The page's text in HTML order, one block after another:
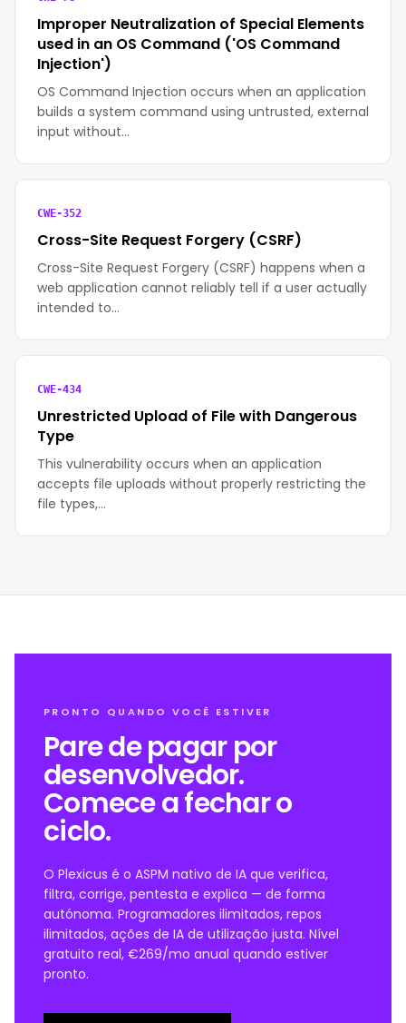
Improper Neutralization of Special Elements
used in an OS Command ('OS Command
Injection')
OS Command Injection occurs when an application
builds a system command using untrusted, external
input without…
CWE-352
Cross-Site Request Forgery (CSRF)
Cross-Site Request Forgery (CSRF) happens when a
web application cannot reliably tell if a user actually
intended to…
CWE-434
Unrestricted Upload of File with Dangerous
Type
This vulnerability occurs when an application
accepts file uploads without properly restricting the
file types,…
PRONTO QUANDO VOCÊ ESTIVER
Pare de pagar por
desenvolvedor.
Comece a fechar o
ciclo.
O Plexicus é o ASPM nativo de IA que verifica,
filtra, corrige, pentesta e explica — de forma
autónoma. Programadores ilimitados, repos
ilimitados, ações de IA de utilização justa. Nível
gratuito real, €269/mo anual quando estiver
pronto.